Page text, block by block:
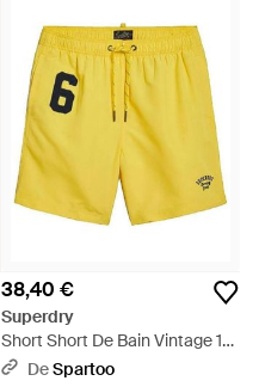
38,40 €
Superdry
Short Short De Bain Vintage 17'
- Jaune
DeSpartoo